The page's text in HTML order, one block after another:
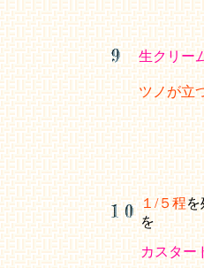
生クリー
ツノが立
１/５程を
を
カスター